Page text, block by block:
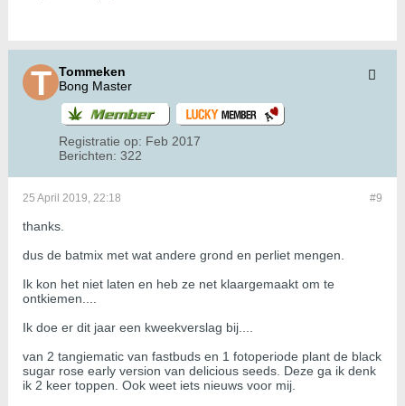
Tommeken
Bong Master
Registratie op: Feb 2017
Berichten: 322
#9
25 April 2019, 22:18
thanks.
dus de batmix met wat andere grond en perliet mengen.
Ik kon het niet laten en heb ze net klaargemaakt om te
ontkiemen....
Ik doe er dit jaar een kweekverslag bij....
van 2 tangiematic van fastbuds en 1 fotoperiode plant de black
sugar rose early version van delicious seeds. Deze ga ik denk
ik 2 keer toppen. Ook weet iets nieuws voor mij.